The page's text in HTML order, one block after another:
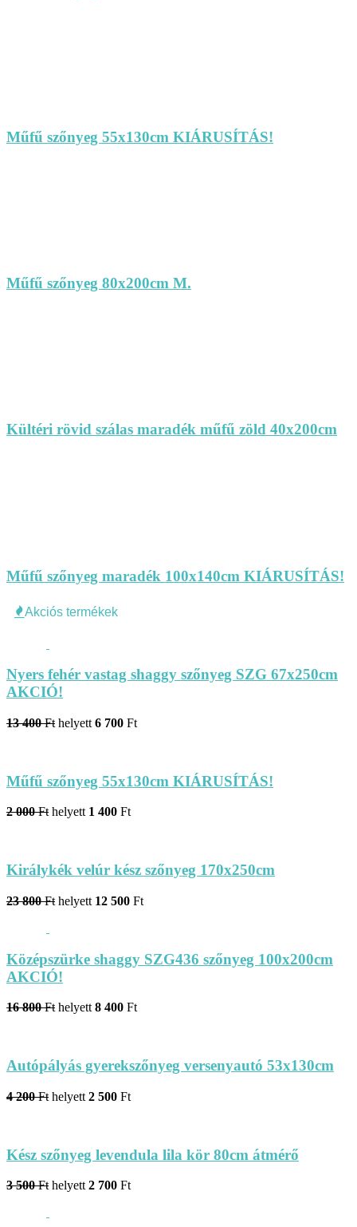
Műfű szőnyeg 55x130cm KIÁRUSÍTÁS!
Műfű szőnyeg 80x200cm M.
Kültéri rövid szálas maradék műfű zöld 40x200cm
Műfű szőnyeg maradék 100x140cm KIÁRUSÍTÁS!
Akciós termékek
Nyers fehér vastag shaggy szőnyeg SZG 67x250cm
AKCIÓ!
13 400 Ft helyett 6 700 Ft
Műfű szőnyeg 55x130cm KIÁRUSÍTÁS!
2 000 Fthelyett 1 400 Ft
Királykék velúr kész szőnyeg 170x250cm
23 800 Ft helyett 12 500 Ft
Középszürke shaggy SZG436 szőnyeg 100x200cm
AKCIÓ!
16 800 Ft helyett 8 400 Ft
Autópályás gyerekszőnyeg versenyautó 53x130cm
4 200 Ft helyett 2 500 Ft
Kész szőnyeg levendula lila kör 80cm átmérő
3 500 Ft helyett 2 700 Ft